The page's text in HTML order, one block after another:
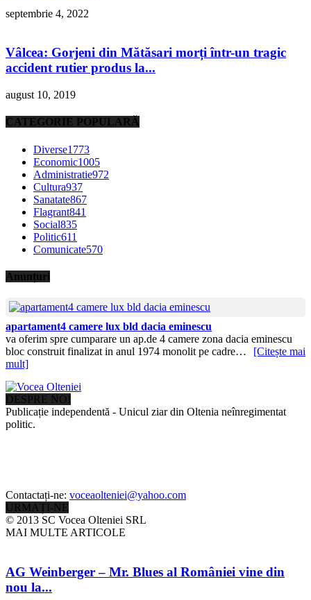
septembrie 4, 2022
Vâlcea: Gorjeni din Mătăsari morți într-un tragic
accident rutier produs la...
august 10, 2019
CATEGORIE POPULARĂ
Diverse1773
Economic1005
Administratie972
Cultura937
Sanatate867
Flagrant841
Social835
Politic611
Comunicate570
Anunțuri
apartament4 camere lux bld dacia eminescu
va oferim spre cumparare un ap.de 4 camere zona dacia eminescu
bloc construit finalizat in anul 1974 monolit pe cadre…
[Citește mai
mult]
DESPRE NOI
Publicație independentă - Unicul ziar din Oltenia neînregimentat
politic.
Contactați-ne: voceaolteniei@yahoo.com
URMAȚI-NE
© 2013 SC Vocea Olteniei SRL
MAI MULTE ARTICOLE
AG Weinberger – Mr. Blues al României vine din
nou la...